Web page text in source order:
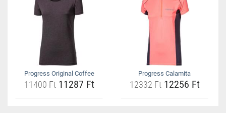
Progress Original Coffee
11400 Ft11287 Ft
Progress Calamita
12332 Ft12256 Ft